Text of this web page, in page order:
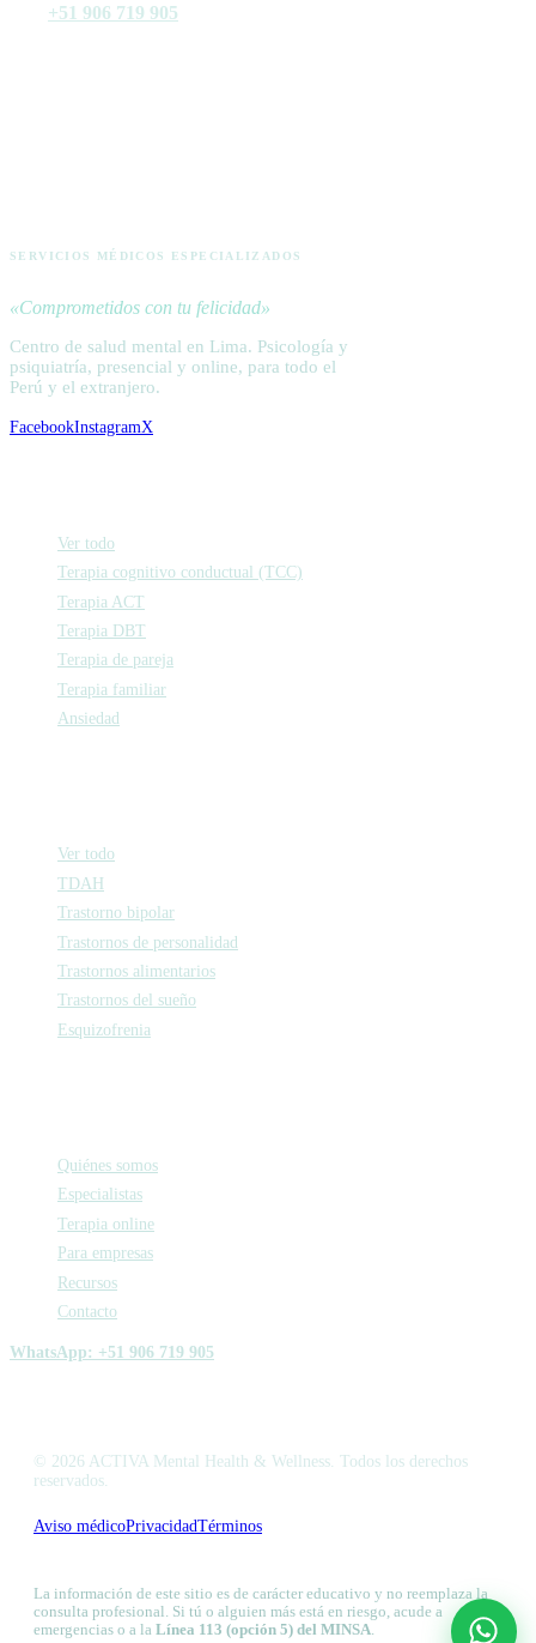
+51 906 719 905
SERVICIOS MÉDICOS ESPECIALIZADOS
«Comprometidos con tu felicidad»
Centro de salud mental en Lima. Psicología y
psiquiatría, presencial y online, para todo el
Perú y el extranjero.
FacebookInstagramX
Ver todo
Terapia cognitivo conductual (TCC)
Terapia ACT
Terapia DBT
Terapia de pareja
Terapia familiar
Ansiedad
Ver todo
TDAH
Trastorno bipolar
Trastornos de personalidad
Trastornos alimentarios
Trastornos del sueño
Esquizofrenia
Quiénes somos
Especialistas
Terapia online
Para empresas
Recursos
Contacto
WhatsApp: +51 906 719 905
© 2026 ACTIVA Mental Health & Wellness. Todos los derechos
reservados.
Aviso médicoPrivacidadTérminos
La información de este sitio es de carácter educativo y no reemplaza la
consulta profesional. Si tú o alguien más está en riesgo, acude a
emergencias o a la Línea 113 (opción 5) del MINSA